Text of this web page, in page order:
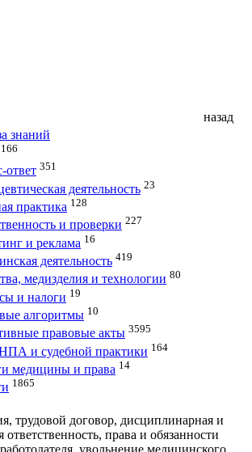
назад
знаний
166
ответ 351
деятельность 23
практика 128
и проверки 227
и реклама 16
деятельность 419
медизделия и технологии 80
и налоги 19
алгоритмы 10
правовые акты 3595
и судебной практики 164
медицины и права 14
1865
трудовой договор, дисциплинарная и
ответственность, права и обязанности
увольнение медицинского